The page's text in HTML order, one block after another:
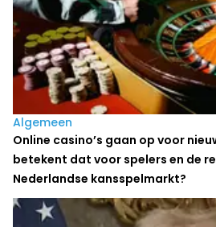
Algemeen
Online casino’s gaan op voor
betekent dat voor spelers en de
Nederlandse kansspelmarkt?